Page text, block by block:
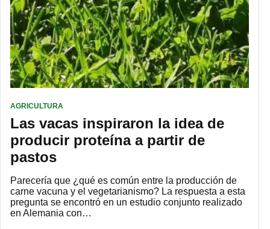
AGRICULTURA
Las vacas inspiraron la idea de
producir proteína a partir de
pastos
Parecería que ¿qué es común entre la producción de
carne vacuna y el vegetarianismo? La respuesta a esta
pregunta se encontró en un estudio conjunto realizado
en Alemania con…